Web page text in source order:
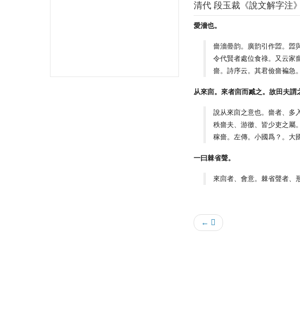
清代 段玉裁《說文解字注》
愛濇也。
嗇濇㬪韵。廣韵引作歰。歰
令代賢者處位食祿。又云家
嗇。詩序云。其君儉嗇褊急。
从來㐭。來者㐭而臧之。故田夫謂
說从來㐭之意也。嗇者、多
秩嗇夫、游徼、皆少吏之屬
稼嗇。左傳。小國爲？。大
一曰棘省聲。
來㐭者、會意。棘省聲者、
← 𡫳